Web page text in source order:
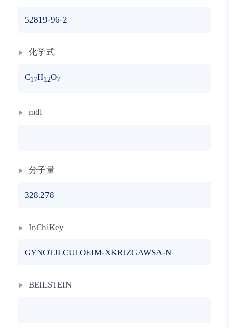
52819-96-2
化学式
C17H12O7
mdl
——
分子量
328.278
InChiKey
GYNOTJLCULOEIM-XKRJZGAWSA-N
BEILSTEIN
——